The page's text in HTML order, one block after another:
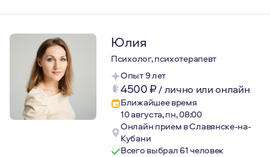
Юлия
Психолог, психотерапевт
Опыт 9 лет
4500₽/лично или онлайн
Ближайшее время
10 августа, пн, 08:00
Онлайн прием в Славянске-на-
Кубани
Всего выбрал 61 человек